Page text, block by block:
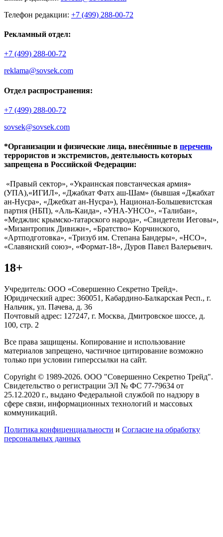
Телефон редакции: +7 (499) 288-00-72
Рекламный отдел:
+7 (499) 288-00-72
reklama@sovsek.com
Отдел распространения:
+7 (499) 288-00-72
sovsek@sovsek.com
*Организации и физические лица, внесённные в перечень
террористов и экстремистов, деятельность которых
запрещена в Российской Федерации:
«Правый сектор», «Украинская повстанческая армия»
(УПА),«ИГИЛ», «Джабхат Фатх аш-Шам» (бывшая «Джабхат
ан-Нусра», «Джебхат ан-Нусра»), Национал-Большевистская
партия (НБП), «Аль-Каида», «УНА-УНСО», «Талибан»,
«Меджлис крымско-татарского народа», «Свидетели Иеговы»,
«Мизантропик Дивижн», «Братство» Корчинского,
«Артподготовка», «Тризуб им. Степана Бандеры», «НСО»,
«Славянский союз», «Формат-18», Дуров Павел Валерьевич.
18+
Учредитель: ООО «Совершенно Секретно Трейд».
Юридический адрес: 360051, Кабардино-Балкарская Респ., г.
Нальчик, ул. Пачева, д. 36
Почтовый адрес: 127247, г. Москва, Дмитровское шоссе, д.
100, стр. 2
Все права защищены. Копирование и использование
материалов запрещено, частичное цитирование возможно
только при условии гиперссылки на сайт.
Copyright © 1989-2026. ООО "Совершенно Секретно Трейд".
Свидетельство о регистрации ЭЛ № ФС 77-79634 от
25.12.2020 г., выдано Федеральной службой по надзору в
сфере связи, информационных технологий и массовых
коммуникаций.
Политика конфиценциальности и Согласие на обработку
персональных данных